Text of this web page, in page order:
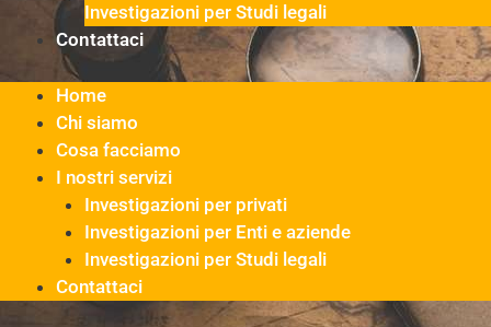
Investigazioni per Studi legali
Contattaci
Home
Chi siamo
Cosa facciamo
I nostri servizi
Investigazioni per privati
Investigazioni per Enti e aziende
Investigazioni per Studi legali
Contattaci